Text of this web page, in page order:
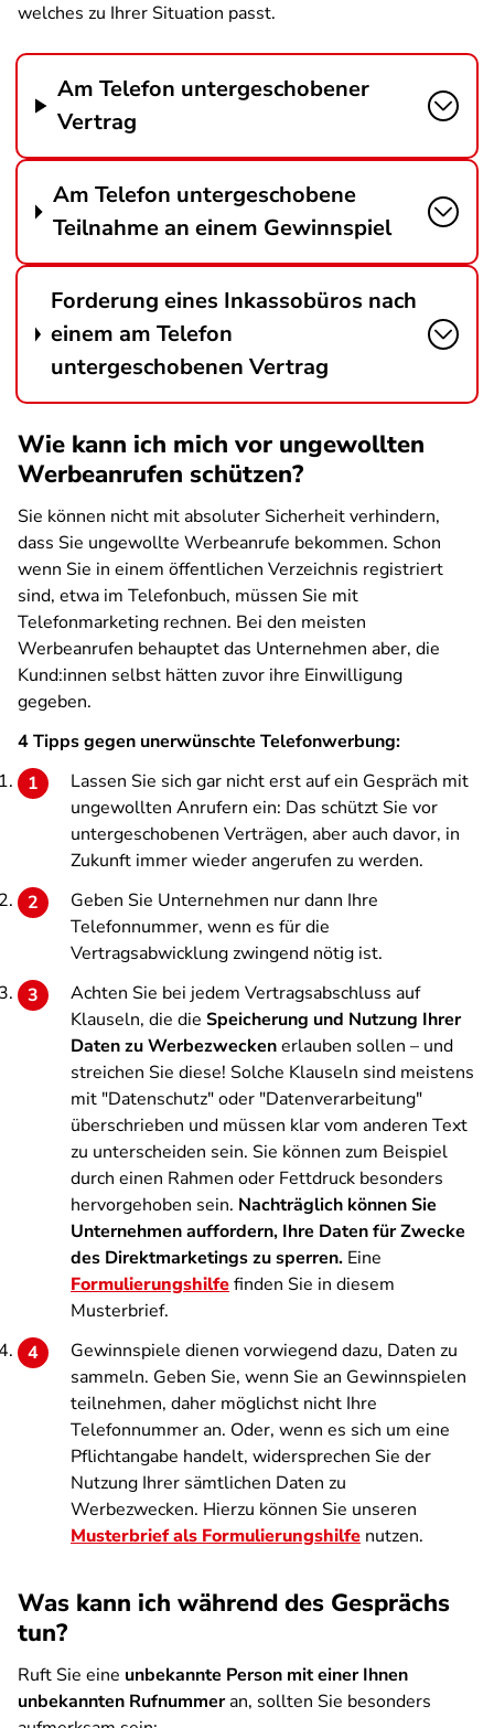
welches zu Ihrer Situation passt.
Am Telefon untergeschobener
Vertrag
Am Telefon untergeschobene
Teilnahme an einem Gewinnspiel
Forderung eines Inkassobüros nach
einem am Telefon
untergeschobenen Vertrag
Wie kann ich mich vor ungewollten
Werbeanrufen schützen?
Sie können nicht mit absoluter Sicherheit verhindern,
dass Sie ungewollte Werbeanrufe bekommen. Schon
wenn Sie in einem öffentlichen Verzeichnis registriert
sind, etwa im Telefonbuch, müssen Sie mit
Telefonmarketing rechnen. Bei den meisten
Werbeanrufen behauptet das Unternehmen aber, die
Kund:innen selbst hätten zuvor ihre Einwilligung
gegeben.
4 Tipps gegen unerwünschte Telefonwerbung:
Lassen Sie sich gar nicht erst auf ein Gespräch mit
ungewollten Anrufern ein: Das schützt Sie vor
untergeschobenen Verträgen, aber auch davor, in
Zukunft immer wieder angerufen zu werden.
Geben Sie Unternehmen nur dann Ihre
Telefonnummer, wenn es für die
Vertragsabwicklung zwingend nötig ist.
Achten Sie bei jedem Vertragsabschluss auf
Klauseln, die die Speicherung und Nutzung Ihrer
Daten zu Werbezweckenerlauben sollen – und
streichen Sie diese! Solche Klauseln sind meistens
mit "Datenschutz" oder "Datenverarbeitung"
überschrieben und müssen klar vom anderen Text
zu unterscheiden sein. Sie können zum Beispiel
durch einen Rahmen oder Fettdruck besonders
hervorgehoben sein. Nachträglich können Sie
Unternehmen auffordern, Ihre Daten für Zwecke
des Direktmarketings zu sperren. Eine
Formulierungshilfefinden Sie in diesem
Musterbrief.
Gewinnspiele dienen vorwiegend dazu, Daten zu
sammeln. Geben Sie, wenn Sie an Gewinnspielen
teilnehmen, daher möglichst nicht Ihre
Telefonnummer an. Oder, wenn es sich um eine
Pflichtangabe handelt, widersprechen Sie der
Nutzung Ihrer sämtlichen Daten zu
Werbezwecken. Hierzu können Sie unseren
Musterbrief als Formulierungshilfe nutzen.
Was kann ich während des Gesprächs
tun?
Ruft Sie eine unbekannte Person mit einer Ihnen
unbekannten Rufnummeran, sollten Sie besonders